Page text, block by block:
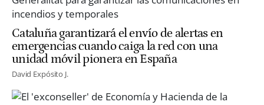
Cataluña garantizará el envío de alertas en
emergencias cuando caiga la red con una
unidad móvil pionera en España
David Expósito J.